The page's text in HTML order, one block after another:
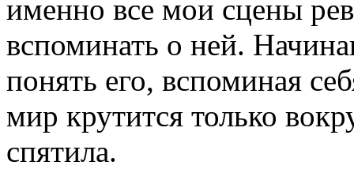
именно все мои сцены
вспоминать о ней.
понять его, вспоминая
мир крутится только
спятила.